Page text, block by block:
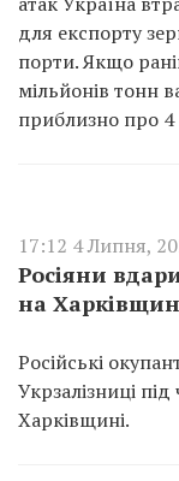
для експорту
порти. Якщо
мільйонів тонн
приблизно про
17:12 4 Липня,
Росіяни
на
Російські
Укрзалізниці
Харківщині.